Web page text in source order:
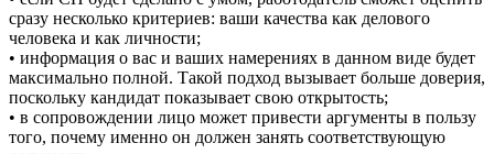
сразу несколько критериев: ваши качества как делового
человека и как личности;
• информация о вас и ваших намерениях в данном виде будет
максимально полной. Такой подход вызывает больше доверия,
поскольку кандидат показывает свою открытость;
• в сопровождении лицо может привести аргументы в пользу
того, почему именно он должен занять соответствующую